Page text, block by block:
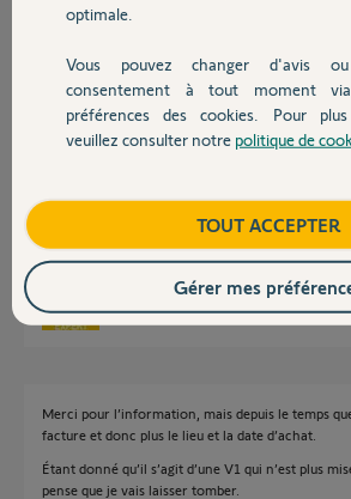
Devis avec un pro
Contact
Réponses
Bonjour Pierre
https://www.somfy.fr/assistance/produits/
Bonne journée !
Merci pour l’information, mais depuis le temps
facture et donc plus le lieu et la date d’achat.
Étant donné qu’il s’agit d’une V1 qui n’est plus
pense que je vais laisser tomber.
optimale.
Vous pouvez changer d'avis
consentement à tout moment
préférences des cookies. Pour plus
veuillez consulter notre politique de
TOUT ACCEPTER
Gérer mes